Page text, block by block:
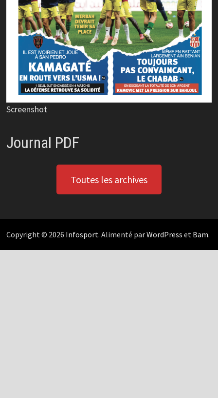
Screenshot
Journal PDF
Toutes les archives
Copyright © 2026 Infosport. Alimenté parWordPress et Bam.